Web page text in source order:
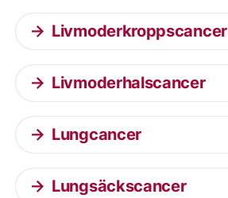
Livmoderkroppscancer
Livmoderhalscancer
Lungcancer
Lungsäckscancer